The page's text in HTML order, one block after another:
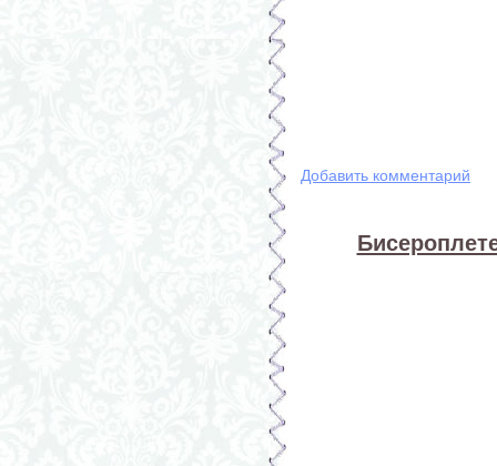
Добавить комментарий